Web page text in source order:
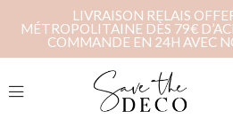
LIVRAISON RELAIS
MÉTROPOLITAINE DÈS 79€
COMMANDE EN 24H AVEC